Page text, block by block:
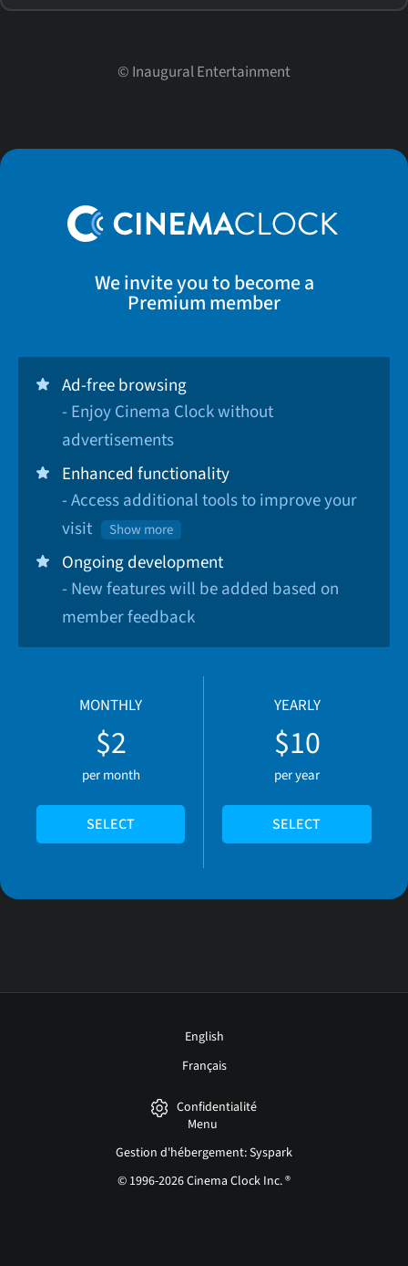
© Inaugural Entertainment
We invite you to become a
Premium member
Ad-free browsing
- Enjoy Cinema Clock without
advertisements
Enhanced functionality
- Access additional tools to improve your
visit
Show more
Ongoing development
- New features will be added based on
member feedback
MONTHLY
$2
per month
SELECT
YEARLY
$10
per year
SELECT
English
Français
Confidentialité
Menu
Gestion d'hébergement: Syspark
© 1996-2026 Cinema Clock Inc. ®